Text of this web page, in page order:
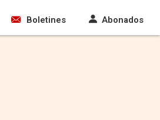
Boletines Abonados